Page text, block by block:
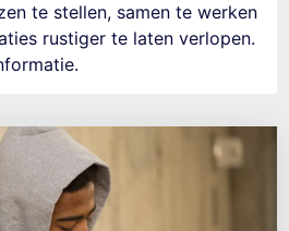
te stellen, samen te werken
rustiger te laten verlopen.